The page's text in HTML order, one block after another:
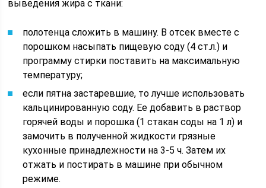
выведения жира с ткани:
полотенца сложить в машину. В отсек вместе с
порошком насыпать пищевую соду (4 ст.л.) и
программу стирки поставить на максимальную
температуру;
если пятна застаревшие, то лучше использовать
кальцинированную соду. Ее добавить в раствор
горячей воды и порошка (1 стакан соды на 1 л) и
замочить в полученной жидкости грязные
кухонные принадлежности на 3-5 ч. Затем их
отжать и постирать в машине при обычном
режиме.